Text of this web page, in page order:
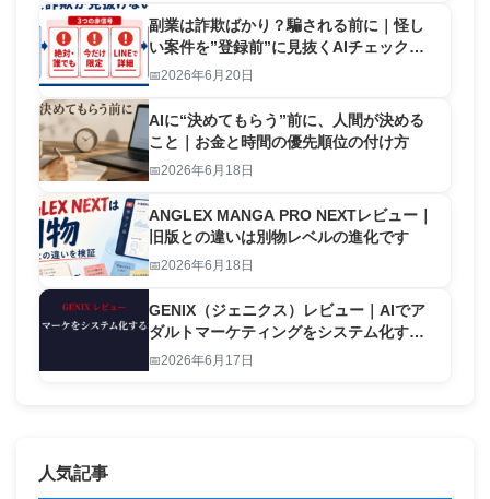
副業は詐欺ばかり？騙される前に｜怪し
い案件を”登録前”に見抜くAIチェックリ
スト【2026】
2026年6月20日
AIに“決めてもらう”前に、人間が決める
こと｜お金と時間の優先順位の付け方
2026年6月18日
ANGLEX MANGA PRO NEXTレビュー｜
旧版との違いは別物レベルの進化です
2026年6月18日
GENIX（ジェニクス）レビュー｜AIでア
ダルトマーケティングをシステム化する
本物のツール
2026年6月17日
人気記事